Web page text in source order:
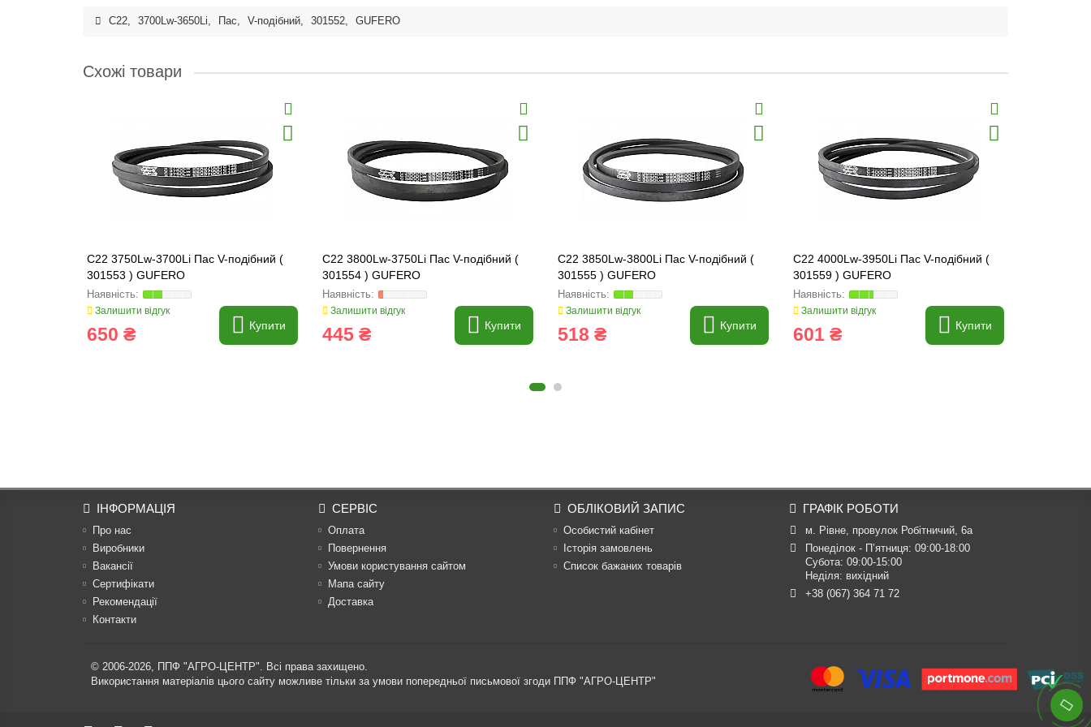
C22, 3700Lw-3650Li, Пас, V-подібний, 301552, GUFERO
Схожі товари
C22 3750Lw-3700Li Пас V-подібний (
301553 ) GUFERO
Залишити відгук
650 ₴ Купити
C22 3800Lw-3750Li Пас V-подібний (
301554 ) GUFERO
Залишити відгук
445 ₴ Купити
C22 3850Lw-3800Li Пас V-подібний (
301555 ) GUFERO
Залишити відгук
518 ₴ Купити
C22 4000Lw-3950Li Пас V-подібний (
301559 ) GUFERO
Залишити відгук
601 ₴ Купити
ІНФОРМАЦІЯ
Про нас
Виробники
Вакансії
Сертифікати
Рекомендації
Контакти
СЕРВІС
Оплата
Повернення
Умови користування сайтом
Мапа сайту
Доставка
ОБЛІКОВИЙ ЗАПИС
Особистий кабінет
Історія замовлень
Список бажаних товарів
ГРАФІК РОБОТИ
м. Рівне, провулок Робітничий, 6а
Понеділок - П’ятниця: 09:00-18:00
Субота: 09:00-15:00
Неділя: вихідний
+38 (067) 364 71 72
© 2006-2026, ППФ "АГРО-ЦЕНТР". Всі права захищено.
Використання матеріалів цього сайту можливе тільки за умови попередньої письмової згоди ППФ "АГРО-ЦЕНТР"